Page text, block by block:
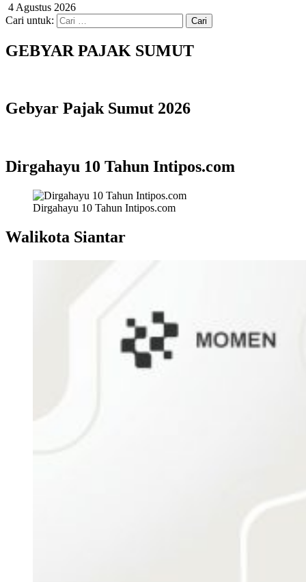
4 Agustus 2026
Cari untuk:
GEBYAR PAJAK SUMUT
Gebyar Pajak Sumut 2026
Dirgahayu 10 Tahun Intipos.com
Dirgahayu 10 Tahun Intipos.com
Walikota Siantar